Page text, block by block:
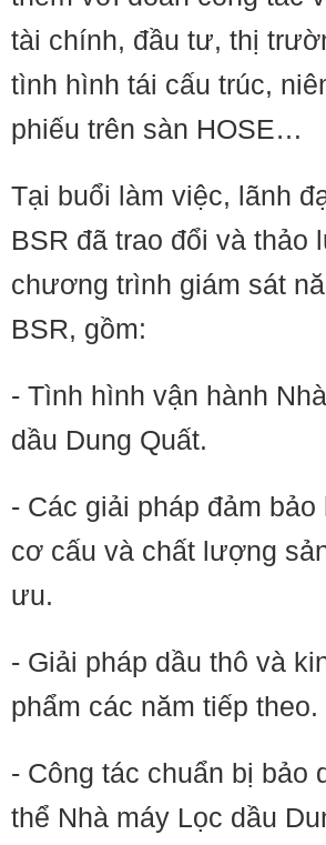
tài chính, đầu tư, thị
tình hình tái cấu trúc,
phiếu trên sàn HOSE…
Tại buổi làm việc, lãnh
BSR đã trao đổi và thảo
chương trình giám sát
BSR, gồm:
- Tình hình vận hành
dầu Dung Quất.
- Các giải pháp đảm bảo
cơ cấu và chất lượng
ưu.
- Giải pháp dầu thô và
phẩm các năm tiếp theo.
- Công tác chuẩn bị bảo
thể Nhà máy Lọc dầu